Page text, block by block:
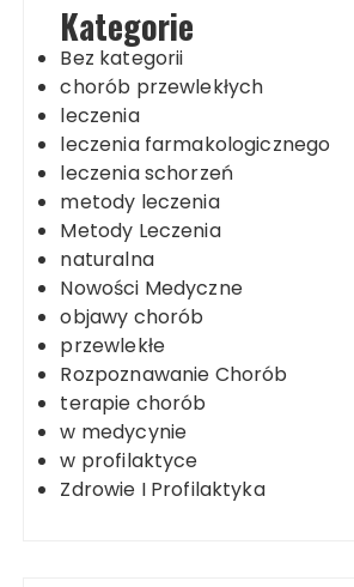
Kategorie
Bez kategorii
chorób przewlekłych
leczenia
leczenia farmakologicznego
leczenia schorzeń
metody leczenia
Metody Leczenia
naturalna
Nowości Medyczne
objawy chorób
przewlekłe
Rozpoznawanie Chorób
terapie chorób
w medycynie
w profilaktyce
Zdrowie I Profilaktyka